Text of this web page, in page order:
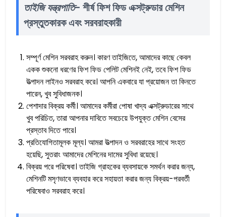
তাইজি যন্ত্রপাতি- শীর্ষ ফিশ ফিড এক্সট্রুডার মেশিন
প্রস্তুতকারক এবং সরবরাহকারী
সম্পূর্ণ মেশিন সরবরাহ করুন। কারণ তাইজিতে, আমাদের কাছে কেবল
একক শুকনো ধরণের ফিশ ফিড পেলিট মেশিনই নেই, তবে ফিশ ফিড
উত্পাদন লাইনও সরবরাহ করে। আপনি একবারে যা প্রয়োজন তা কিনতে
পারেন, খুব সুবিধাজনক।
পেশাদার বিক্রয় কর্মী। আমাদের কর্মীরা পোষা খাদ্য এক্সট্রুডারের সাথে
খুব পরিচিত, তারা আপনার দাবিতে সবচেয়ে উপযুক্ত মেশিন বেসের
প্রস্তাব দিতে পারে।
প্রতিযোগিতামূলক মূল্য। আমরা উত্পাদন ও সরবরাহের সাথে সংহত
হয়েছি, সুতরাং আমাদের মেশিনের দামের সুবিধা রয়েছে।
বিক্রয় পরে পরিষেবা। তাইজি গ্রাহকের ব্যবসায়কে সমর্থন করার জন্য,
মেশিনটি মসৃণভাবে ব্যবহার করে সহায়তা করার জন্য বিক্রয়-পরবর্তী
পরিষেবাও সরবরাহ করে।